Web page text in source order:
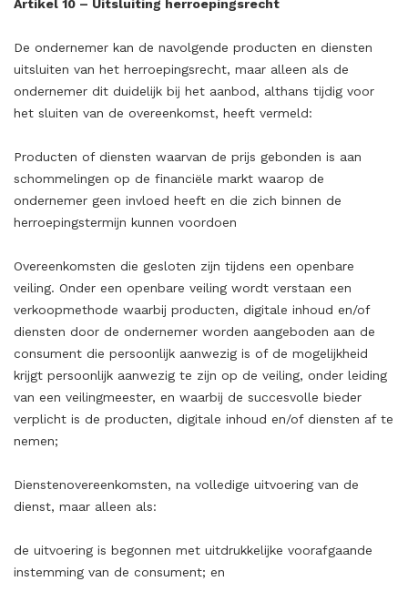
Artikel 10 – Uitsluiting herroepingsrecht
De ondernemer kan de navolgende producten en diensten
uitsluiten van het herroepingsrecht, maar alleen als de
ondernemer dit duidelijk bij het aanbod, althans tijdig voor
het sluiten van de overeenkomst, heeft vermeld:
Producten of diensten waarvan de prijs gebonden is aan
schommelingen op de financiële markt waarop de
ondernemer geen invloed heeft en die zich binnen de
herroepingstermijn kunnen voordoen
Overeenkomsten die gesloten zijn tijdens een openbare
veiling. Onder een openbare veiling wordt verstaan een
verkoopmethode waarbij producten, digitale inhoud en/of
diensten door de ondernemer worden aangeboden aan de
consument die persoonlijk aanwezig is of de mogelijkheid
krijgt persoonlijk aanwezig te zijn op de veiling, onder leiding
van een veilingmeester, en waarbij de succesvolle bieder
verplicht is de producten, digitale inhoud en/of diensten af te
nemen;
Dienstenovereenkomsten, na volledige uitvoering van de
dienst, maar alleen als:
de uitvoering is begonnen met uitdrukkelijke voorafgaande
instemming van de consument; en